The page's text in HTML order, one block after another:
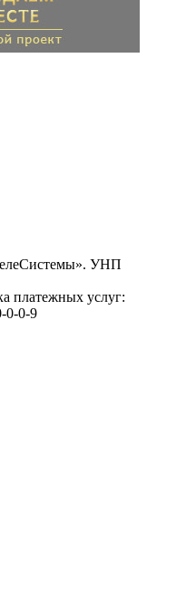
УНП
платежных услуг:
0-0-9